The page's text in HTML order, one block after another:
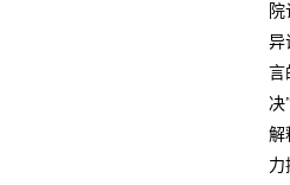
异
言
决
解
力